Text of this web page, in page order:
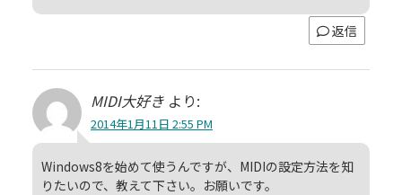
返信
MIDI大好き より:
2014年1月11日 2:55 PM
Windows8を始めて使うんですが、MIDIの設定方法を知
りたいので、教えて下さい。お願いです。